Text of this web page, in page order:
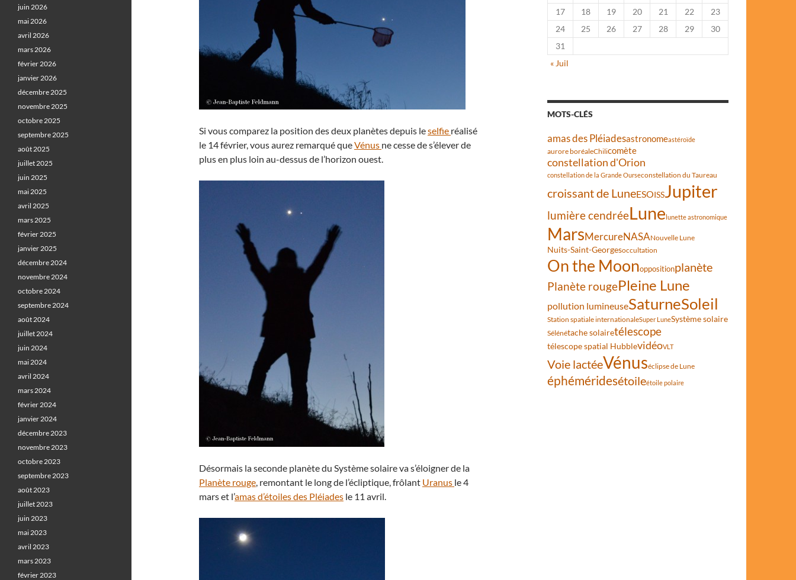
Si vous comparez la position des deux planètes depuis leselfie réalisé
le 14 février, vous aurez remarqué queVénus ne cesse de s’élever de
plus en plus loin au-dessus de l’horizon ouest.
Désormais la seconde planète du Système solaire va s’éloigner de la
Planète rouge, remontant le long de l’écliptique, frôlant Uranus le 4
mars et l’amas d’étoiles des Pléiades le 11 avril.
17
18 19 20 21 22
23
24
25 26 27 28 29
30
31
« Juil
MOTS-CLÉS
amas des Pléiadesastronomeastéroïde
aurore boréaleChilicomète
constellation d'Orion
constellation de la Grande Ourseconstellation du Taureau
croissant de LuneESOISSJupiter
lumière cendréeLunelunette astronomique
MarsMercureNASANouvelle Lune
Nuits-Saint-Georgesoccultation
On the Moonoppositionplanète
Planète rougePleine Lune
pollution lumineuseSaturneSoleil
Station spatiale internationaleSuper LuneSystème solaire
Sélénétache solairetélescope
télescope spatial HubblevidéoVLT
Voie lactéeVénuséclipse de Lune
éphéméridesétoileétoile polaire
juin 2026
mai 2026
avril 2026
mars 2026
février 2026
janvier 2026
décembre 2025
novembre 2025
octobre 2025
septembre 2025
août 2025
juillet 2025
juin 2025
mai 2025
avril 2025
mars 2025
février 2025
janvier 2025
décembre 2024
novembre 2024
octobre 2024
septembre 2024
août 2024
juillet 2024
juin 2024
mai 2024
avril 2024
mars 2024
février 2024
janvier 2024
décembre 2023
novembre 2023
octobre 2023
septembre 2023
août 2023
juillet 2023
juin 2023
mai 2023
avril 2023
mars 2023
février 2023